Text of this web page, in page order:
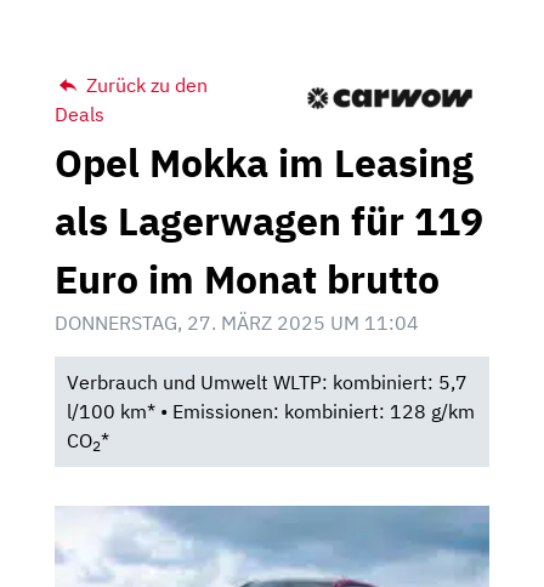
Zurück zu den
Deals
Opel Mokka im Leasing
als Lagerwagen für 119
Euro im Monat brutto
DONNERSTAG, 27. MÄRZ 2025 UM 11:04
Verbrauch und Umwelt WLTP: kombiniert: 5,7
l/100 km* • Emissionen: kombiniert: 128 g/km
CO2*